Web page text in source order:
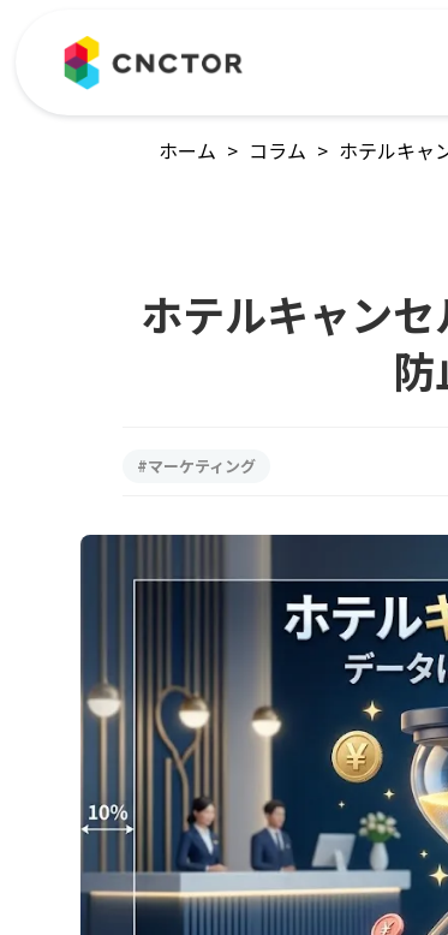
ホーム > コラム > ホテルキャ
ホテルキャン
#マーケティング